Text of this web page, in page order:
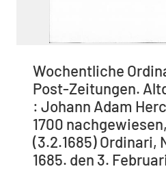
Wochentliche
Post-Zeitungen.
: Johann Adam
1700
(3.2.1685) Ordinari,
1685. den 3.